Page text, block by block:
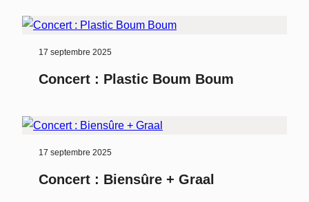
17 septembre 2025
Concert : Plastic Boum Boum
17 septembre 2025
Concert : Biensûre + Graal